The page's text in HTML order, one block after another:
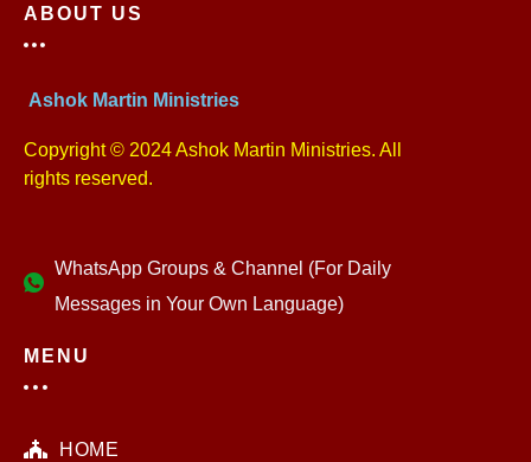
ABOUT US
Ashok Martin Ministries
Copyright © 2024 Ashok Martin Ministries. All
rights reserved.
WhatsApp Groups & Channel (For Daily
Messages in Your Own Language)
MENU
HOME